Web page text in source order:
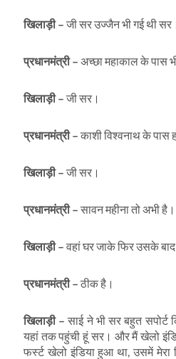
खिलाड़ी – जी सर उज्जैन भी गई थी सर।
प्रधानमंत्री – अच्छा महाकाल के पास
खिलाड़ी – जी सर।
प्रधानमंत्री – काशी विश्वनाथ के पास
खिलाड़ी – जी सर।
प्रधानमंत्री – सावन महीना तो अभी है।
खिलाड़ी – वहां घर जाके फिर उसके
प्रधानमंत्री – ठीक है।
खिलाड़ी – साई ने भी सर बहुत
यहां तक पहुंची हूं सर। और मैं खेलो
फर्स्ट खेलो इंडिया हुआ था, उसमें मेरा